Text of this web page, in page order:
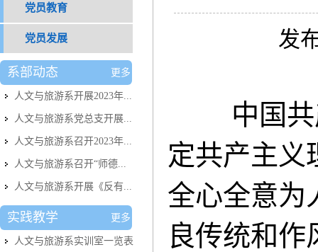
党员教育
党员发展
系部动态 更多
人文与旅游系开展2023年...
人文与旅游系党总支开展...
人文与旅游系召开2023年...
人文与旅游系召开“师德...
人文与旅游系开展《反有...
实践教学 更多
人文与旅游系实训室​一览表
发
中国
定共产主义
全心全意为
良传统和